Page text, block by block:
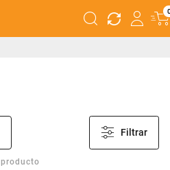
Filtrar
producto